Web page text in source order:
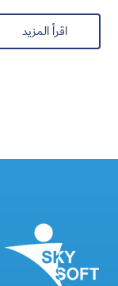
اقرأ المزيد